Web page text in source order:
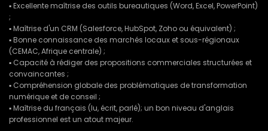
▪ Excellente maîtrise des outils bureautiques (Word, Excel, PowerPoint)
;
▪ Maîtrise d'un CRM (Salesforce, HubSpot, Zoho ou équivalent) ;
▪ Bonne connaissance des marchés locaux et sous-régionaux
(CEMAC, Afrique centrale) ;
▪ Capacité à rédiger des propositions commerciales structurées et
convaincantes ;
▪ Compréhension globale des problématiques de transformation
numérique et de conseil ;
▪ Maîtrise du français (lu, écrit, parlé); un bon niveau d'anglais
professionnel est un atout majeur.